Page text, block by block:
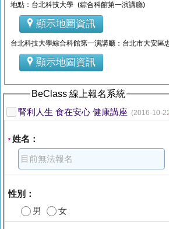
地點：台北科技大學 (綜合科館第一演講廳)
顯示地圖資訊
台北科技大學綜合科館第一演講廳：台北市大安區
顯示地圖資訊
BeClass 線上報名系統
腎利人生 食在安心 健康講座 (2016-10-
* 姓名：
性別：
男
女